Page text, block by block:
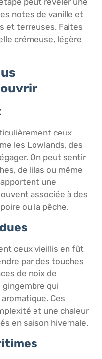
peut révéler une
notes de vanille et
et terreuses. Faites
crémeuse, légère
ceux
les Lowlands, des
On peut sentir
de lilas ou même
une
associée à des
ou la pêche.
ceux vieillis en fût
par des touches
de noix de
gingembre qui
Ces
et une chaleur
en saison hivernale.